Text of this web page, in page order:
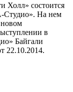
Холл» состоится
Студио». На нем
в
Байгали
22.10.2014.